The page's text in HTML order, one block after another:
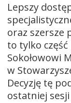
Lepszy
oraz szersze
to tylko
Sokołowowi
w
Decyzję tę
ostatniej